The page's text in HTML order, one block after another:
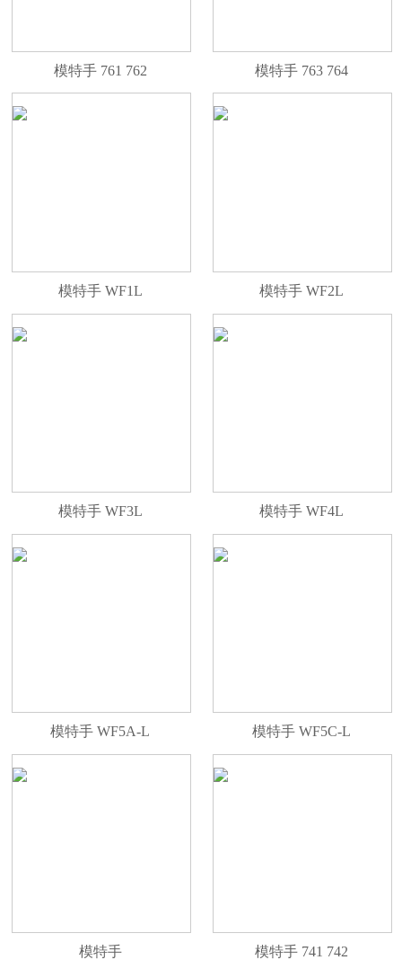
模特手 761 762 模特手 763 764
模特手 WF1L 模特手 WF2L
模特手 WF3L 模特手 WF4L
模特手 WF5A-L 模特手 WF5C-L
模特手 模特手 741 742